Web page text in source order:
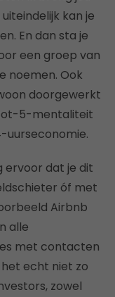
kan je
En dan sta je
een groep van
noemen. Ook
doorgewerkt
5-mentaliteit
uurseconomie.
ervoor dat je dit
óf met
Airbnb
alle
met contacten
echt niet zo
zowel